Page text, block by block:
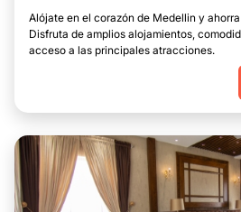
Alójate en el corazón de Medellin y
Disfruta de amplios alojamientos,
acceso a las principales atracciones.